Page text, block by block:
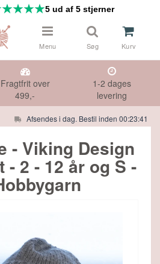
5 ud af 5 stjerner
Menu Søg Kurv
Fragtfrit over
499,-
1-2 dages
levering
Afsendes i dag. Bestil inden 00:23:41
af disse produkter
interesse?
Gå til checkout
- Viking Design
- 2 - 12 år og S -